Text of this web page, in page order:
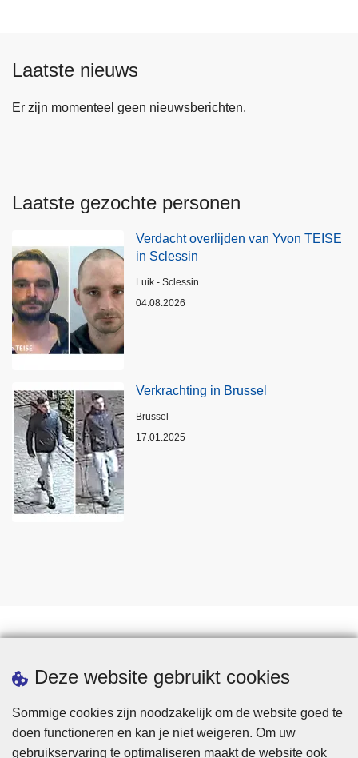
Deze website gebruikt cookies
Sommige cookies zijn noodzakelijk om de website goed te
doen functioneren en kan je niet weigeren. Om uw
gebruikservaring te optimaliseren maakt de website ook
Laatste nieuws
Er zijn momenteel geen nieuwsberichten.
Laatste gezochte personen
Verdacht overlijden van Yvon TEISE
in Sclessin
Plaats
Luik - Sclessin
04.08.2026
Verkrachting in Brussel
Plaats
Brussel
17.01.2025